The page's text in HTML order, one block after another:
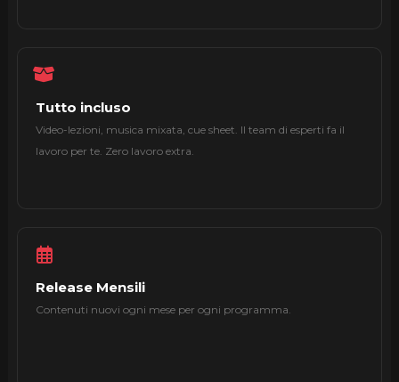
Tutto incluso
Video-lezioni, musica mixata, cue sheet. Il team di esperti fa il
lavoro per te. Zero lavoro extra.
Release Mensili
Contenuti nuovi ogni mese per ogni programma.